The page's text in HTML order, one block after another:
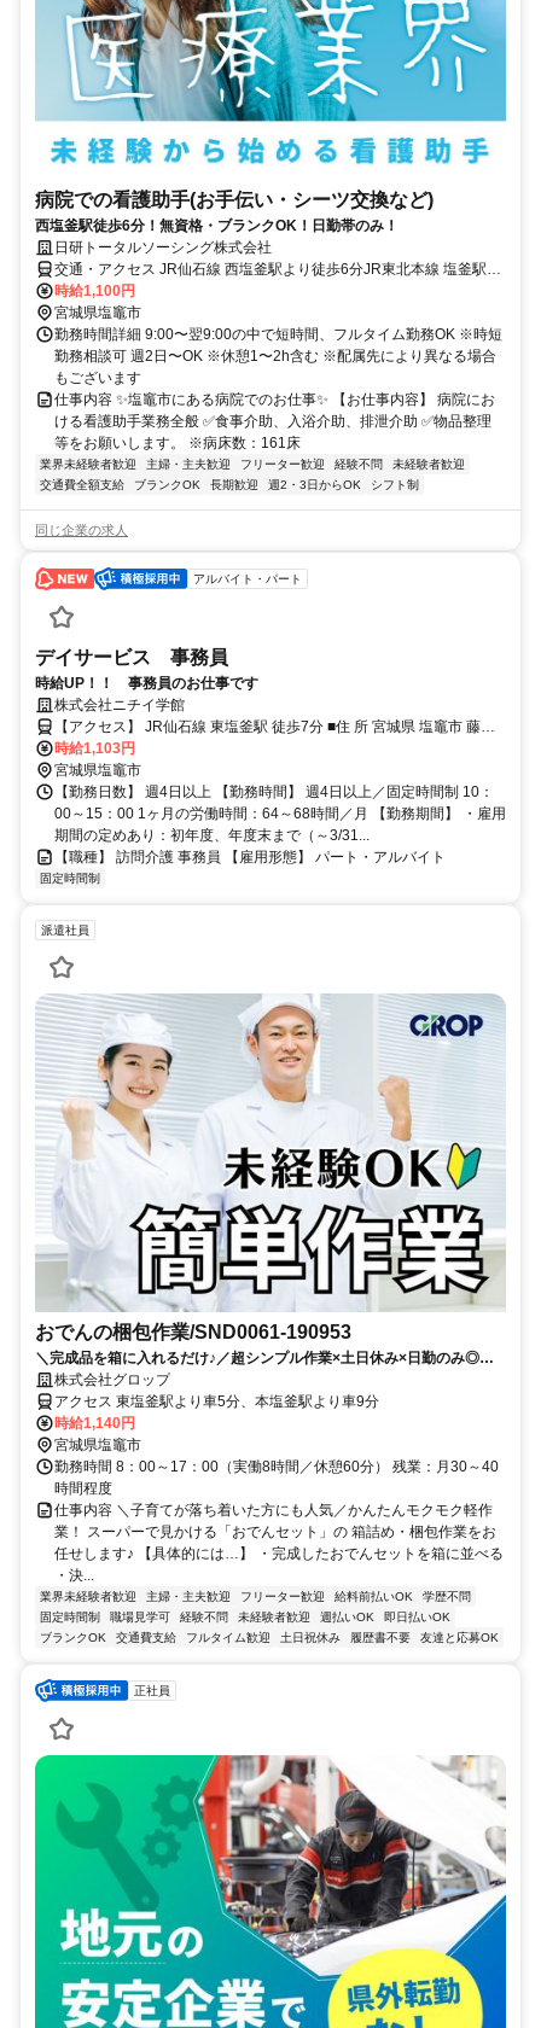
病院での看護助手(お手伝い・シーツ交換など)
西塩釜駅徒歩6分！無資格・ブランクOK！日勤帯のみ！
日研トータルソーシング株式会社
交通・アクセス JR仙石線 西塩釜駅より徒歩6分JR東北本線 塩釜駅よ
り徒歩8分
時給1,100円
宮城県塩竈市
勤務時間詳細 9:00〜翌9:00の中で短時間、フルタイム勤務OK ※時短
勤務相談可 週2日〜OK ※休憩1〜2h含む ※配属先により異なる場合
もございます
仕事内容 ✨塩竈市にある病院でのお仕事✨ 【お仕事内容】 病院にお
ける看護助手業務全般 ✅食事介助、入浴介助、排泄介助 ✅物品整理
等をお願いします。 ※病床数：161床
業界未経験者歓迎 主婦・主夫歓迎 フリーター歓迎 経験不問
未経験者歓迎
交通費全額支給
ブランクOK 長期歓迎 週2・3日からOK シフト制
同じ企業の求人
アルバイト・パート
デイサービス 事務員
時給UP！！ 事務員のお仕事です
株式会社ニチイ学館
【アクセス】 JR仙石線 東塩釜駅 徒歩7分 ■住 所 宮城県 塩竈市 藤倉3
時給1,103円
宮城県塩竈市
【勤務日数】 週4日以上 【勤務時間】 週4日以上／固定時間制 10：
00～15：00 1ヶ月の労働時間：64～68時間／月 【勤務期間】 ・雇用
期間の定めあり：初年度、年度末まで（～3/31...
【職種】 訪問介護 事務員 【雇用形態】 パート・アルバイト
固定時間制
派遣社員
おでんの梱包作業/SND0061-190953
＼完成品を箱に入れるだけ♪／超シンプル作業×土日休み×日勤のみ◎無
理なく働ける◎主婦主夫さん活躍中！
株式会社グロップ
アクセス 東塩釜駅より車5分、本塩釜駅より車9分
時給1,140円
宮城県塩竈市
勤務時間 8：00～17：00（実働8時間／休憩60分） 残業：月30～40
時間程度
仕事内容 ＼子育てが落ち着いた方にも人気／かんたんモクモク軽作
業！ スーパーで見かける「おでんセット」の 箱詰め・梱包作業をお
任せします♪ 【具体的には…】 ・完成したおでんセットを箱に並べる
・決...
業界未経験者歓迎 主婦・主夫歓迎 フリーター歓迎 給料前払いOK
学歴不問
固定時間制
職場見学可 経験不問 未経験者歓迎 週払いOK
即日払いOK
ブランクOK
交通費支給 フルタイム歓迎 土日祝休み 履歴書不要 友達と応募OK
正社員